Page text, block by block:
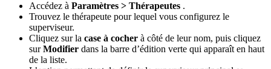
Accédez à Paramètres > Thérapeutes .
Trouvez le thérapeute pour lequel vous configurez le
superviseur.
Cliquez sur la case à cocher à côté de leur nom, puis cliquez
sur Modifier dans la barre d’édition verte qui apparaît en haut
de la liste.